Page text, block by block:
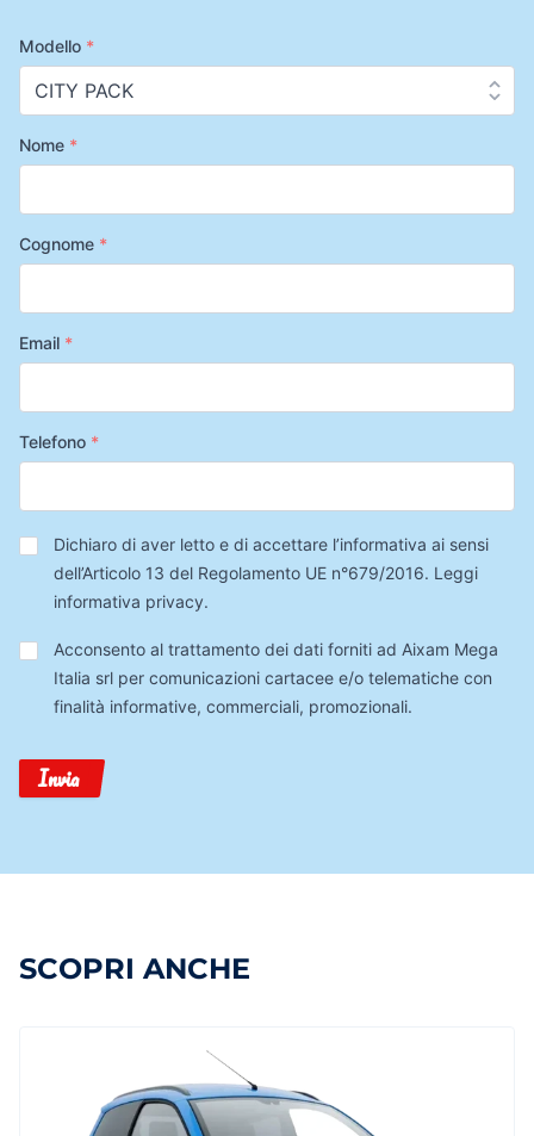
Modello *
Nome *
Cognome *
Email *
Telefono *
Privacy*
Dichiaro di aver letto e di accettare l’informativa ai sensi
dell’Articolo 13 del Regolamento UE n°679/2016. Leggi
informativa privacy.
Trattamento
Dati
Acconsento al trattamento dei dati forniti ad Aixam Mega
Italia srl per comunicazioni cartacee e/o telematiche con
finalità informative, commerciali, promozionali.
Invia
SCOPRI ANCHE